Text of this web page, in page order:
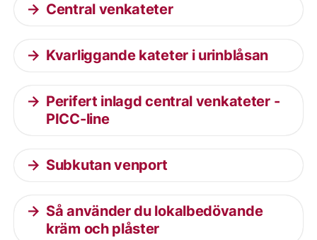
Central venkateter
Kvarliggande kateter i urinblåsan
Perifert inlagd central venkateter -
PICC-line
Subkutan venport
Så använder du lokalbedövande
kräm och plåster